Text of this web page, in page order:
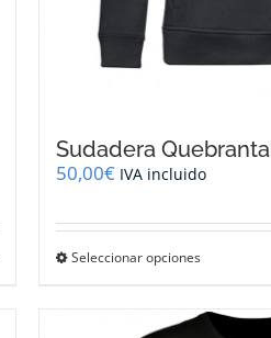
Sudadera
50,00€ IVA incluido
Seleccionar opcionesEste